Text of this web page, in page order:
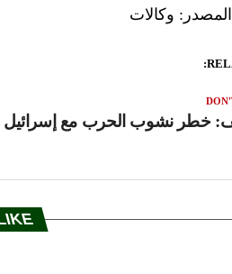
وكالات
خطر نشوب الحرب مع إسرائيل